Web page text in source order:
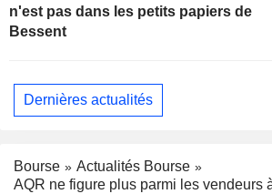
n'est pas dans les petits papiers de
Bessent
Dernières actualités
Bourse
Actualités Bourse
AQR ne figure plus parmi les vendeurs